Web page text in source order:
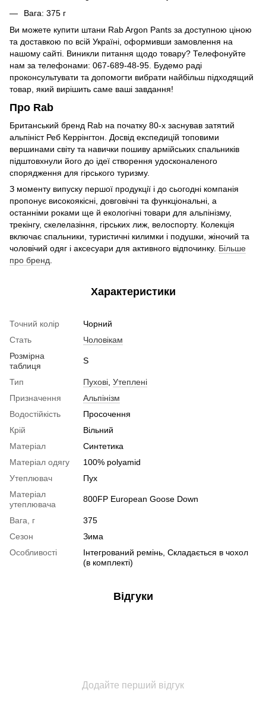
Вага: 375 г
Ви можете купити штани Rab Argon Pants за доступною ціною
та доставкою по всій Україні, оформивши замовлення на
нашому сайті. Виникли питання щодо товару? Телефонуйте
нам за телефонами: 067-689-48-95. Будемо раді
проконсультувати та допомогти вибрати найбільш підходящий
товар, який вирішить саме ваші завдання!
Про Rab
Британський бренд Rab на початку 80-х заснував затятий
альпініст Реб Керрінгтон. Досвід експедицій топовими
вершинами світу та навички пошиву армійських спальників
підштовхнули його до ідеї створення удосконаленого
спорядження для гірського туризму.
З моменту випуску першої продукції і до сьогодні компанія
пропонує високоякісні, довговічні та функціональні, а
останніми роками ще й екологічні товари для альпінізму,
трекінгу, скелелазіння, гірських лиж, велоспорту. Колекція
включає спальники, туристичні килимки і подушки, жіночий та
чоловічий одяг і аксесуари для активного відпочинку. Більше
про бренд
Характеристики
Точний колір
Чорний
Стать
Чоловікам
Розмірна
таблиця
S
Тип Пухові Утеплені
Призначення
Альпінізм
Водостійкість
Просочення
Крій
Вільний
Матеріал
Синтетика
Матеріал одягу
100% polyamid
Утеплювач
Пух
Матеріал
утеплювача
800FP European Goose Down
Вага, г
375
Сезон
Зима
Особливості
Інтегрований ремінь, Складається в чохол
(в комплекті)
Відгуки
Додайте перший відгук